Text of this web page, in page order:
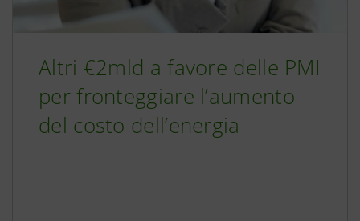
Altri €2mld a favore delle PMI
per fronteggiare l’aumento
del costo dell’energia